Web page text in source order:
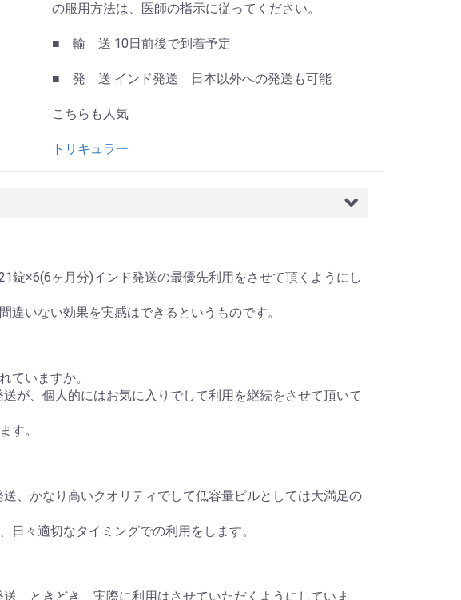
の服用方法は、医師の指示に従ってください。
■ 輸 送 10日前後で到着予定
■ 発 送 インド発送 日本以外への発送も可能
こちらも人気
トリキュラー
錠×6(6ヶ月分)インド発送の最優先利用をさせて頂くようにし
いない効果を実感はできるというものです。
ていますか。
が、個人的にはお気に入りでして利用を継続をさせて頂いて
す。
、かなり高いクオリティでして低容量ピルとしては大満足の
日々適切なタイミングでの利用をします。
、ときどき、実際に利用はさせていただくようにしていま